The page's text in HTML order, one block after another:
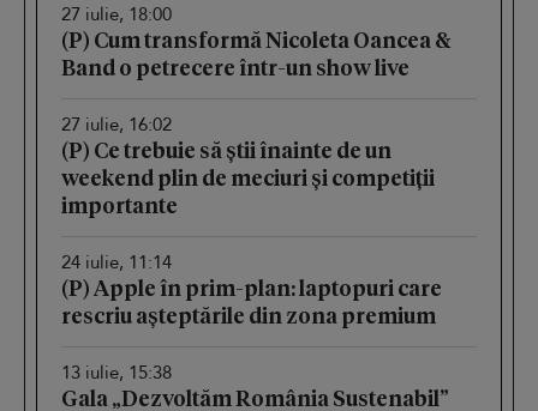
27 iulie, 18:00
(P) Cum transformă Nicoleta Oancea &
Band o petrecere într-un show live
27 iulie, 16:02
(P) Ce trebuie să știi înainte de un
weekend plin de meciuri și competiții
importante
24 iulie, 11:14
(P) Apple în prim-plan: laptopuri care
rescriu așteptările din zona premium
13 iulie, 15:38
Gala „Dezvoltăm România Sustenabil”